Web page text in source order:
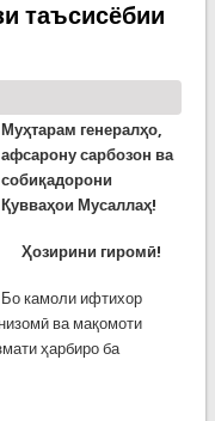
таъсисёбии
Муҳтарам генералҳо,
афсарону сарбозон ва
собиқадорони
Қувваҳои Мусаллаҳ!
Ҳозирини гиромӣ!
Бо камоли ифтихор
ва мақомоти
ҳарбиро ба